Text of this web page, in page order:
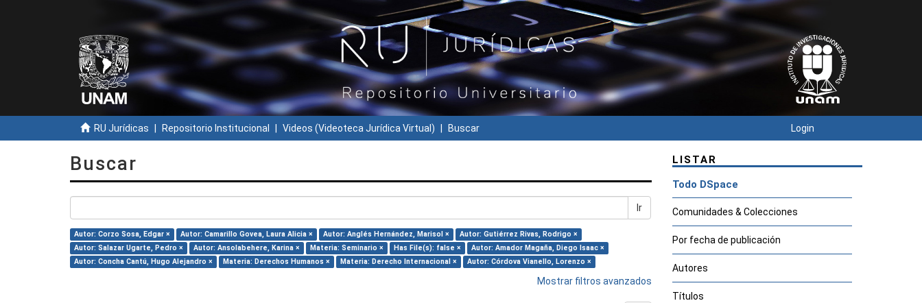
RU Jurídicas Repositorio Institucional Videos (Videoteca Jurídica Virtual) Buscar Login
Buscar
Ir
Autor: Corzo Sosa, Edgar × Autor: Camarillo Govea, Laura Alicia × Autor: Anglés Hernández, Marisol ×
Autor: Gutiérrez Rivas, Rodrigo ×
Autor: Salazar Ugarte, Pedro ×
Autor: Ansolabehere, Karina × Materia: Seminario × Has File(s): false ×
Autor: Amador Magaña, Diego Isaac ×
Autor: Concha Cantú, Hugo Alejandro ×
Materia: Derechos Humanos × Materia: Derecho Internacional × Autor: Córdova Vianello, Lorenzo ×
Mostrar filtros avanzados
LISTAR
Todo DSpace
Comunidades & Colecciones
Por fecha de publicación
Autores
Títulos